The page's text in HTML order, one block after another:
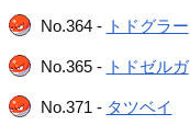
No.364 - トドグラー
No.365 - トドゼルガ
No.371 - タツベイ